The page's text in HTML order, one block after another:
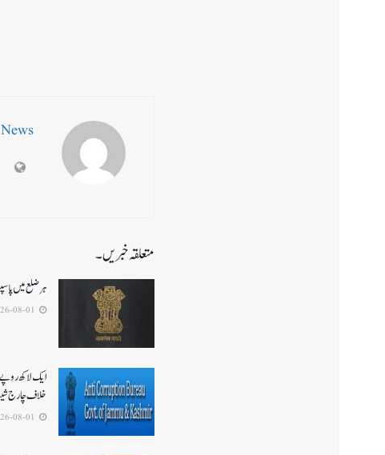
متعلقہ خبریں۔
ہر ضلع میں
ایک لاکھ
خلاف چارج